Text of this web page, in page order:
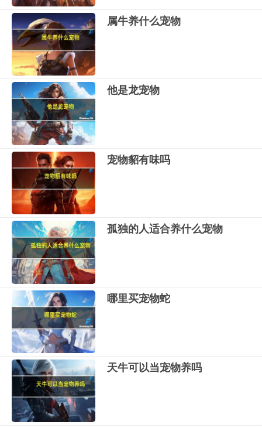
属牛养什么宠物
他是龙宠物
宠物貂有味吗
孤独的人适合养什么宠物
哪里买宠物蛇
天牛可以当宠物养吗